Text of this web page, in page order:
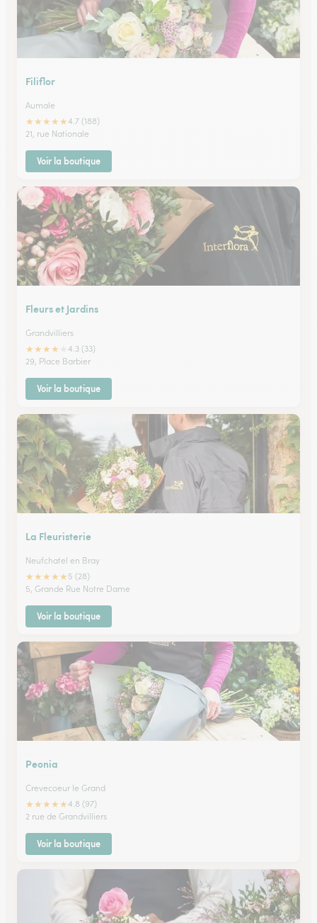
Filiflor
Aumale
★★★★★4.7 (188)
21, rue Nationale
Voir la boutique
Fleurs et Jardins
Grandvilliers
★★★★
4.3 (33)
29, Place Barbier
Voir la boutique
La Fleuristerie
Neufchatel en Bray
★★★★★ 5 (28)
5, Grande Rue Notre Dame
Voir la boutique
Peonia
Crevecoeur le Grand
★★★★★4.8 (97)
2 rue de Grandvilliers
Voir la boutique